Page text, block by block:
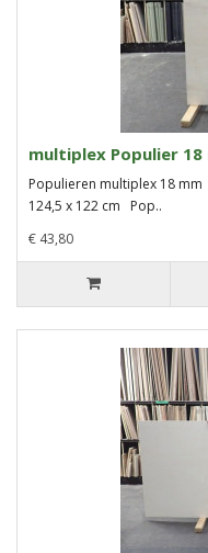
multiplex Populier
Populieren multiplex 18
124,5 x 122 cm Pop..
€ 43,80